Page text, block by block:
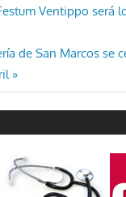
Ventippo será
de San Marcos se